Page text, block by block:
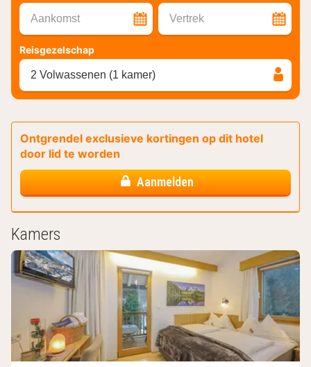
Aankomst Vertrek
Reisgezelschap
2 Volwassenen (1 kamer)
Ontgrendel exclusieve kortingen op dit hotel
door lid te worden
Aanmelden
Kamers